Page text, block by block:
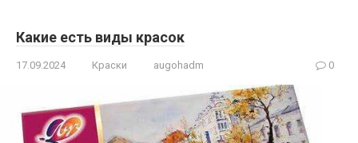
Какие есть виды красок
17.09.2024 Краски augohadm 0